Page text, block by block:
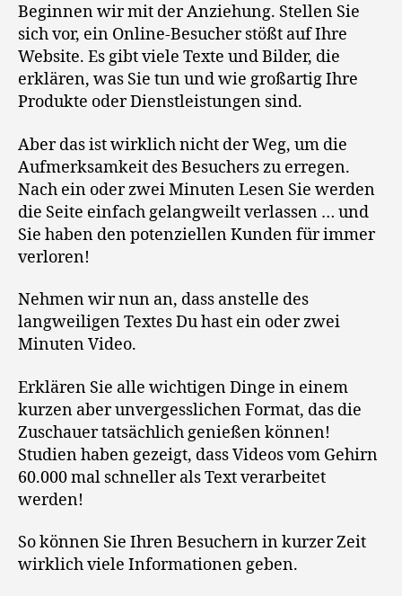
Beginnen wir mit der Anziehung. Stellen Sie
sich vor, ein Online-Besucher stößt auf Ihre
Website. Es gibt viele Texte und Bilder, die
erklären, was Sie tun und wie großartig Ihre
Produkte oder Dienstleistungen sind.
Aber das ist wirklich nicht der Weg, um die
Aufmerksamkeit des Besuchers zu erregen.
Nach ein oder zwei Minuten Lesen Sie werden
die Seite einfach gelangweilt verlassen … und
Sie haben den potenziellen Kunden für immer
verloren!
Nehmen wir nun an, dass anstelle des
langweiligen Textes Du hast ein oder zwei
Minuten Video.
Erklären Sie alle wichtigen Dinge in einem
kurzen aber unvergesslichen Format, das die
Zuschauer tatsächlich genießen können!
Studien haben gezeigt, dass Videos vom Gehirn
60.000 mal schneller als Text verarbeitet
werden!
So können Sie Ihren Besuchern in kurzer Zeit
wirklich viele Informationen geben.